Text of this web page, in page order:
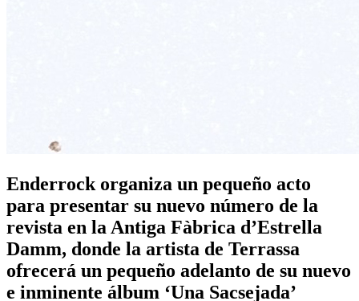
Enderrock organiza un pequeño acto
para presentar su nuevo número de la
revista en la Antiga Fàbrica d’Estrella
Damm, donde la artista de Terrassa
ofrecerá un pequeño adelanto de su nuevo
e inminente álbum ‘Una Sacsejada’